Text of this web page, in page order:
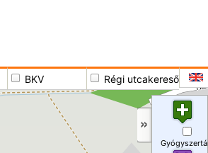
BKV Régi utcakereső